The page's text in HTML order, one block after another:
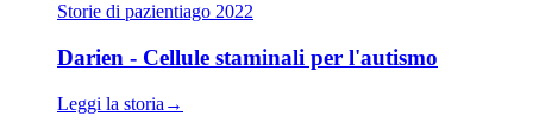
Storie di pazientiago 2022
Darien - Cellule staminali per l'autismo
Leggi la storia →